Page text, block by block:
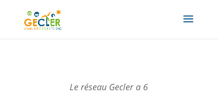
Le réseau Gecler a 6